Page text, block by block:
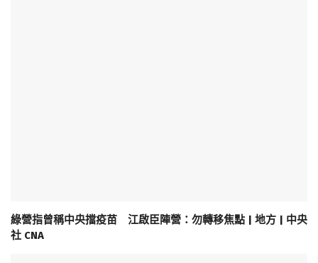
綠營指曾稱中央擋疫苗 江啟臣陣營：勿轉移焦點 | 地方 | 中央
社 CNA